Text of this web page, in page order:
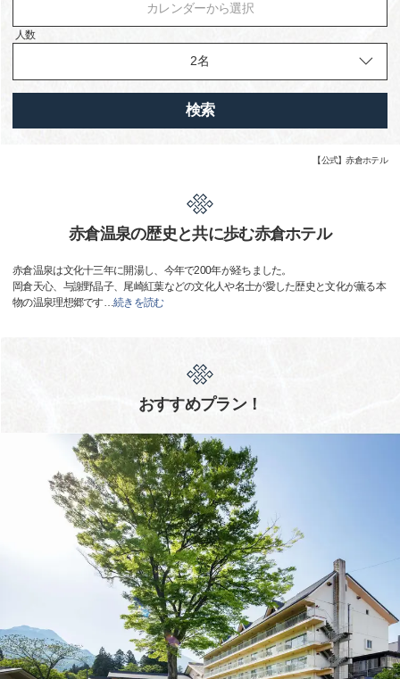
カレンダーから選択
人数
検索
【公式】赤倉ホテル
赤倉温泉の歴史と共に歩む赤倉ホテル
赤倉温泉は文化十三年に開湯し、今年で200年が経ちました。
岡倉天心、与謝野晶子、尾崎紅葉などの文化人や名士が愛した歴史と文化が薫る本
物の温泉理想郷です…続きを読む
おすすめプラン！